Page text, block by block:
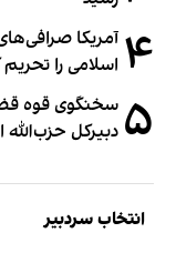
۴ آمریکا
اسلامی را تحریم
۵ سخنگوی قوه
دبیر‌کل حزب‌الله
انتخاب سردبیر